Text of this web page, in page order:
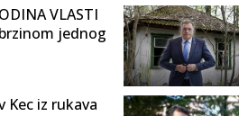
VLASTI
jednog
Kec iz rukava